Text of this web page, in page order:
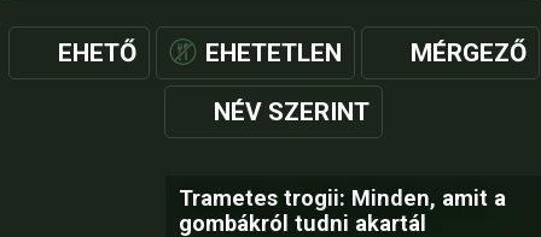
EHETŐ EHETETLEN MÉRGEZŐ
NÉV SZERINT
Trametes trogii: Minden, amit a
gombákról tudni akartál